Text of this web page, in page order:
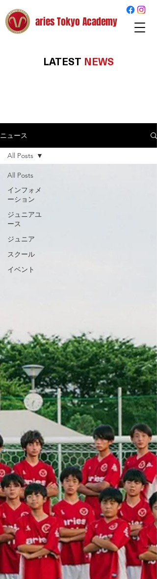
aries Tokyo Academy
LATEST NEWS
ニュース
All Posts
インフォメ
ーション
ジュニアユ
ース
ジュニア
スクール
イベント
All Posts